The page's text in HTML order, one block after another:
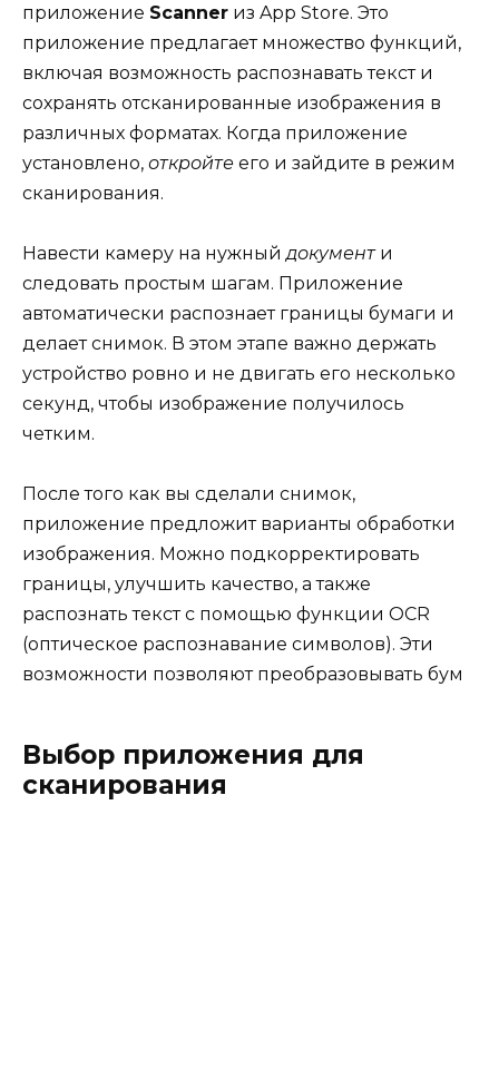
приложение Scanner из App Store. Это
приложение предлагает множество функций,
включая возможность распознавать текст и
сохранять отсканированные изображения в
различных форматах. Когда приложение
установлено, откройте его и зайдите в режим
сканирования.
Навести камеру на нужныйдокументи
следовать простым шагам. Приложение
автоматически распознает границы бумаги и
делает снимок. В этом этапе важно держать
устройство ровно и не двигать его несколько
секунд, чтобы изображение получилось
четким.
После того как вы сделали снимок,
приложение предложит варианты обработки
изображения. Можно подкорректировать
границы, улучшить качество, а также
распознать текст с помощью функции OCR
(оптическое распознавание символов). Эти
возможности позволяют преобразовывать бум
Выбор приложения для
сканирования